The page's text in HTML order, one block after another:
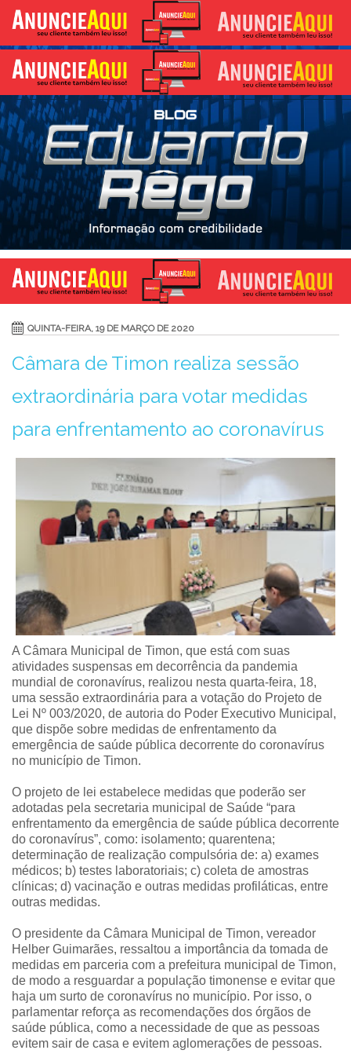
QUINTA-FEIRA, 19 DE MARÇO DE 2020
Câmara de Timon realiza sessão
extraordinária para votar medidas
para enfrentamento ao coronavírus
A Câmara Municipal de Timon, que está com suas
atividades suspensas em decorrência da pandemia
mundial de coronavírus, realizou nesta quarta-feira, 18,
uma sessão extraordinária para a votação do Projeto de
Lei Nº 003/2020, de autoria do Poder Executivo Municipal,
que dispõe sobre medidas de enfrentamento da
emergência de saúde pública decorrente do coronavírus
no município de Timon.
O projeto de lei estabelece medidas que poderão ser
adotadas pela secretaria municipal de Saúde “para
enfrentamento da emergência de saúde pública decorrente
do coronavírus”, como: isolamento; quarentena;
determinação de realização compulsória de: a) exames
médicos; b) testes laboratoriais; c) coleta de amostras
clínicas; d) vacinação e outras medidas profiláticas, entre
outras medidas.
O presidente da Câmara Municipal de Timon, vereador
Helber Guimarães, ressaltou a importância da tomada de
medidas em parceria com a prefeitura municipal de Timon,
de modo a resguardar a população timonense e evitar que
haja um surto de coronavírus no município. Por isso, o
parlamentar reforça as recomendações dos órgãos de
saúde pública, como a necessidade de que as pessoas
evitem sair de casa e evitem aglomerações de pessoas.